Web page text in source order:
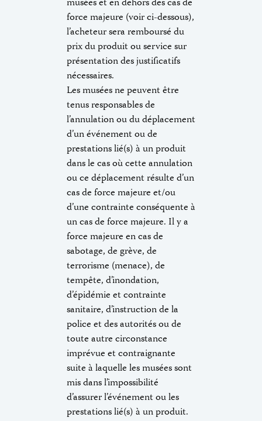
force majeure (voir ci-dessous),
l’acheteur sera remboursé du
prix du produit ou service sur
présentation des justificatifs
nécessaires.
Les musées ne peuvent être
tenus responsables de
l’annulation ou du déplacement
d’un événement ou de
prestations lié(s) à un produit
dans le cas où cette annulation
ou ce déplacement résulte d’un
cas de force majeure et/ou
d’une contrainte conséquente à
un cas de force majeure. Il y a
force majeure en cas de
sabotage, de grève, de
terrorisme (menace), de
tempête, d’inondation,
d’épidémie et contrainte
sanitaire, d’instruction de la
police et des autorités ou de
toute autre circonstance
imprévue et contraignante
suite à laquelle les musées sont
mis dans l’impossibilité
d’assurer l’événement ou les
prestations lié(s) à un produit.